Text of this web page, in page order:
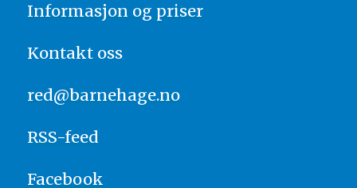
Informasjon og priser
Kontakt oss
red@barnehage.no
RSS-feed
Facebook